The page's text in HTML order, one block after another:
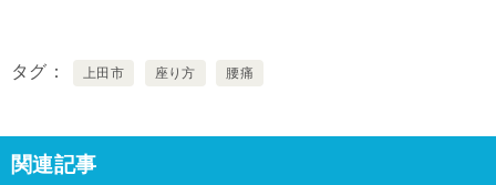
タグ 上田市 座り方 腰痛
関連記事